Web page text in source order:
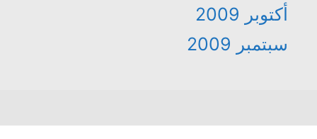
أكتوبر 2009
سبتمبر 2009